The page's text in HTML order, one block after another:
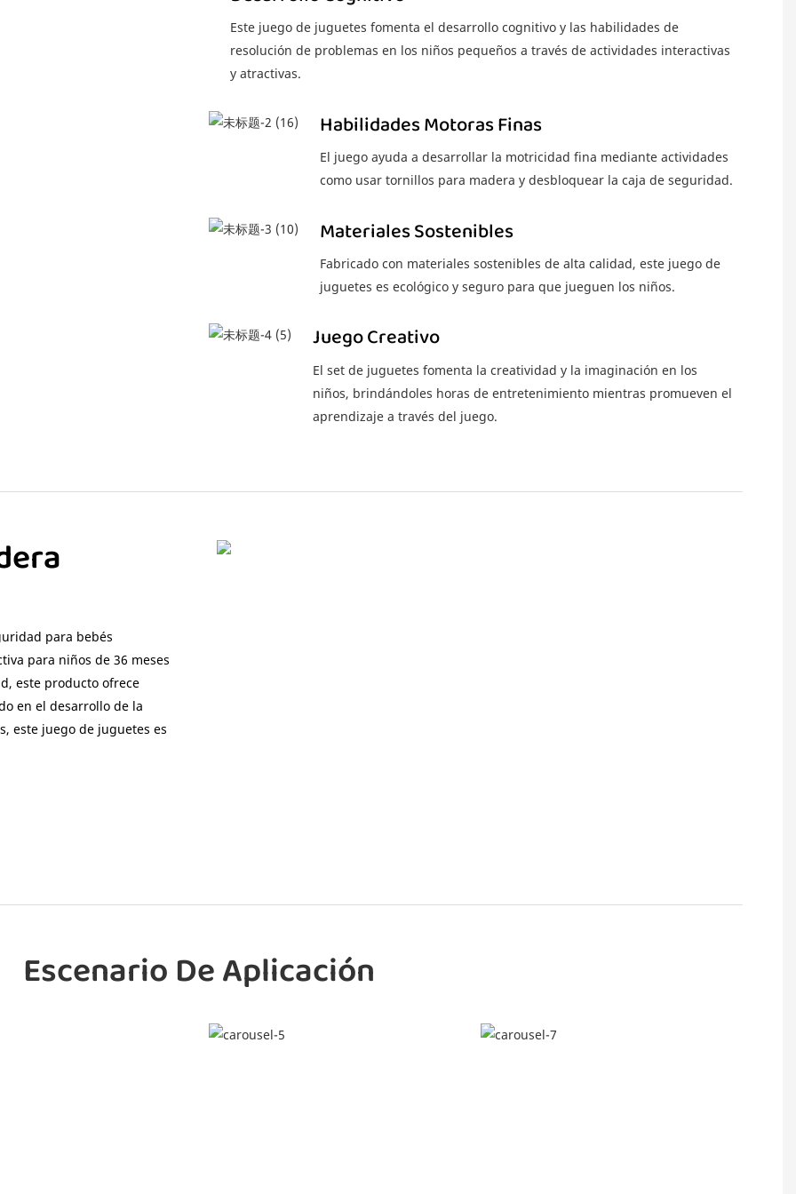
Este juego de juguetes fomenta el desarrollo cognitivo y las habilidades de
resolución de problemas en los niños pequeños a través de actividades interactivas
y atractivas.
Habilidades Motoras Finas
El juego ayuda a desarrollar la motricidad fina mediante actividades
como usar tornillos para madera y desbloquear la caja de seguridad.
Materiales Sostenibles
Fabricado con materiales sostenibles de alta calidad, este juego de
juguetes es ecológico y seguro para que jueguen los niños.
Juego Creativo
El set de juguetes fomenta la creatividad y la imaginación en los
niños, brindándoles horas de entretenimiento mientras promueven el
aprendizaje a través del juego.
para bebés
para niños de 36 meses
este producto ofrece
en el desarrollo de la
este juego de juguetes es
Escenario De Aplicación